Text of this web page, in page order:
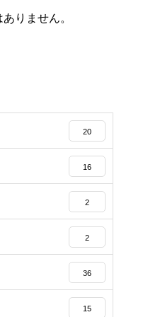
りません。
20
16
2
2
36
15